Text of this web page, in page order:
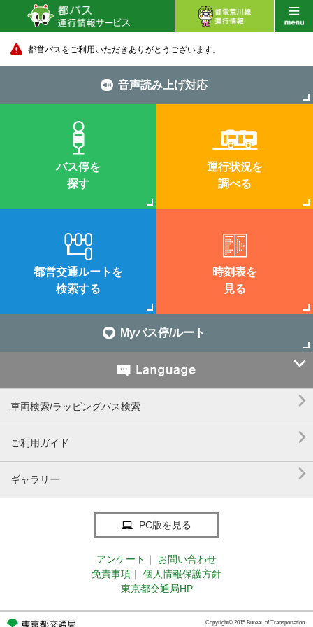
都営バスをご利用いただきありがとうございます。
音声読み上げ対応
バス停を
探す
運行状況を
調べる
都営交通ルートを
検索する
時刻表を
見る
Myバス停/ルート

車両検索/ラッピングバス検索 
ご利用ガイド 
ギャラリー 
PC版を見る
アンケート ｜
お問い合わせ
免責事項 ｜
個人情報保護方針
東京都交通局HP
Copyright© 2015 Bureau of Transportation.